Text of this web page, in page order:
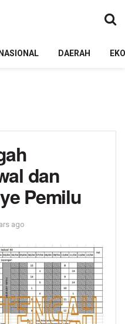
NASIONAL DAERAH
dan
Pemilu
ago